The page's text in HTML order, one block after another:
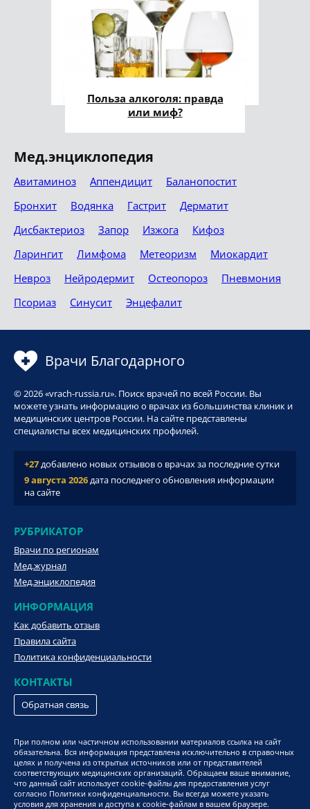
Польза алкоголя: правда
или миф?
Мед.энциклопедия
Авитаминоз Аппендицит
Баланопостит
Бронхит
Водянка Гастрит
Дерматит
Дисбактериоз
Запор Изжога
Кифоз
Ларингит
Лимфома Метеоризм
Миокардит
Невроз
Нейродермит Остеопороз
Пневмония
Псориаз
Синусит Энцефалит
Врачи Благодарного
© 2026 «vrach-russia.ru». Поиск врачей по всей России. Вы
можете узнать информацию о врачах из большинства клиник и
медицинских центров России. На сайте представлены
специалисты всех медицинских профилей.
+27добавлено новых отзывов о врачах за последние сутки
9 августа 2026дата последнего обновления информации
на сайте
РУБРИКАТОР
Врачи по регионам
Мед.журнал
Мед.энциклопедия
ИНФОРМАЦИЯ
Как добавить отзыв
Правила сайта
Политика конфиденциальности
КОНТАКТЫ
Обратная связь
При полном или частичном использовании материалов ссылка на сайт
обязательна. Вся информация представлена исключительно в справочных
целях и получена из открытых источников или от представителей
соответствующих медицинских организаций. Обращаем ваше внимание,
что данный сайт использует cookie-файлы для предоставления услуг
согласно Политики конфиденциальности. Вы всегда можете указать
условия для хранения и доступа к cookie-файлам в вашем браузере.